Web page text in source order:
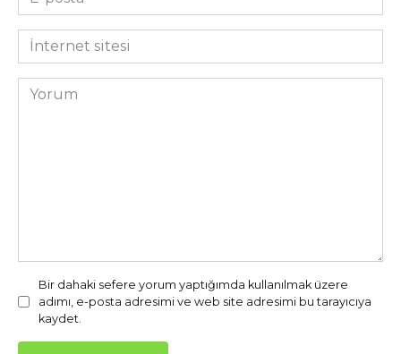
posta
*İnternet
sitesi
Yorum
Bir dahaki sefere yorum yaptığımda kullanılmak üzere
adımı, e-posta adresimi ve web site adresimi bu tarayıcıya
kaydet.